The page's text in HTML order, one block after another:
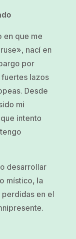
en que me
nací en
por
lazos
Desde
mi
intento
desarrollar
místico, la
en el